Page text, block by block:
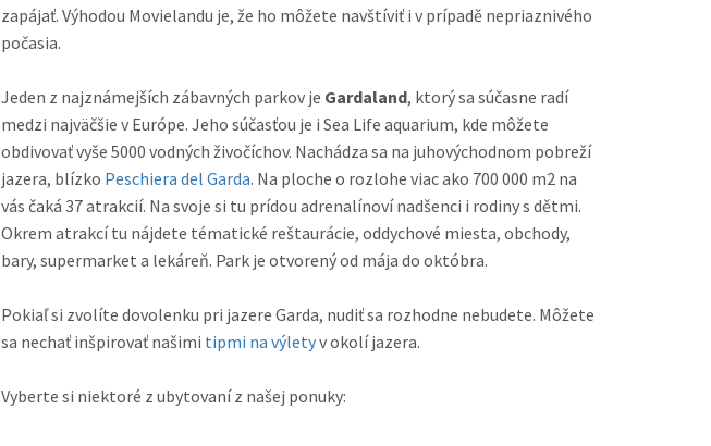
zapájať. Výhodou Movielandu je, že ho môžete navštíviť i v prípadě nepriaznivého
počasia.
Jeden z najznámejších zábavných parkov je Gardaland, ktorý sa súčasne radí
medzi najväčšie v Európe. Jeho súčasťou je i Sea Life aquarium, kde môžete
obdivovať vyše 5000 vodných živočíchov. Nachádza sa na juhovýchodnom pobreží
jazera, blízko Peschiera del Garda. Na ploche o rozlohe viac ako 700 000 m2 na
vás čaká 37 atrakcií. Na svoje si tu prídou adrenalínoví nadšenci i rodiny s dětmi.
Okrem atrakcí tu nájdete tématické reštaurácie, oddychové miesta, obchody,
bary, supermarket a lekáreň. Park je otvorený od mája do októbra.
Pokiaľ si zvolíte dovolenku pri jazere Garda, nudiť sa rozhodne nebudete. Môžete
sa nechať inšpirovať našimi tipmi na výletyv okolí jazera.
Vyberte si niektoré z ubytovaní z našej ponuky: